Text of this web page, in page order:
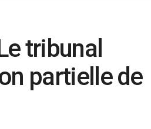
tribunal
partielle de